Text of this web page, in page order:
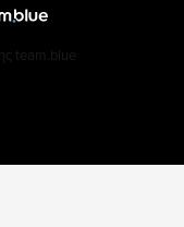
team.blue